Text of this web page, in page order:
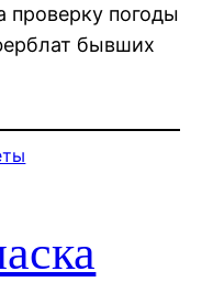
проверку погоды
бывших